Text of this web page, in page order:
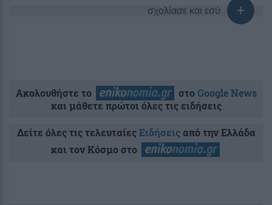
σχολίασε και εσύ
Ακολουθήστε το στοGoogle News
και μάθετε πρώτοι όλες τις ειδήσεις
Δείτε όλες τις τελευταίεςΕιδήσειςαπό την Ελλάδα
και τον Κόσμο στο